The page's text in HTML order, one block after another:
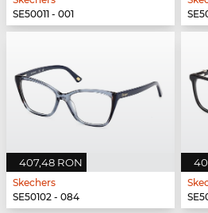
SE50011 - 001
407,48 RON
Skechers
SE50102 - 084